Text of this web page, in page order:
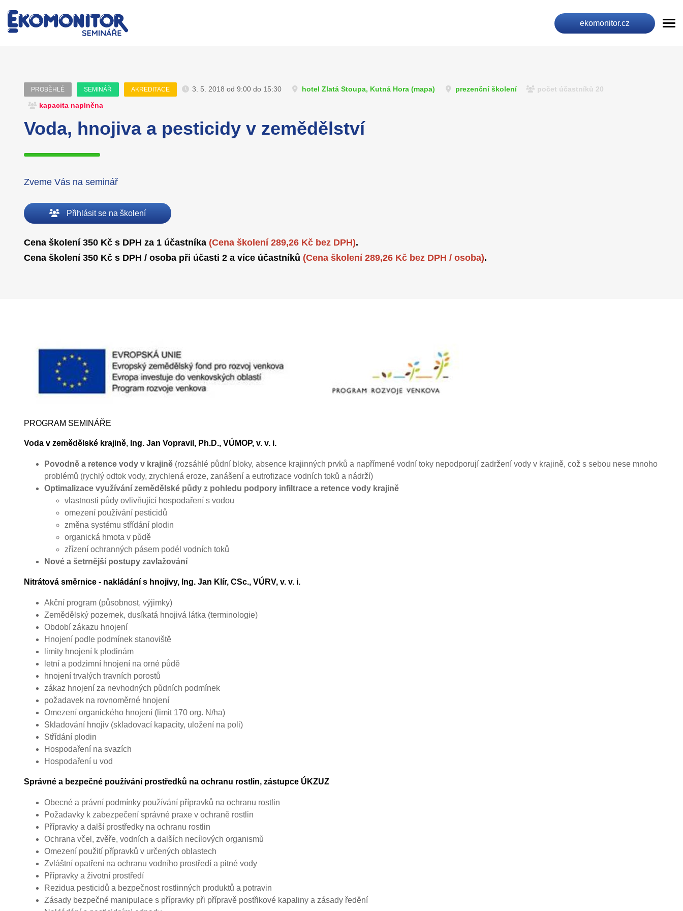
ekomonitor.cz
PROBĚHLÉ SEMINÁŘ AKREDITACE 3. 5. 2018 od 9:00 do 15:30 hotel Zlatá Stoupa, Kutná Hora (mapa) prezenční školení
počet účastníků 20
kapacita naplněna
Voda, hnojiva a pesticidy v zemědělství
Zveme Vás na seminář
Přihlásit se na školení
Cena školení 350 Kč s DPH za 1 účastníka (Cena školení 289,26 Kč bez DPH).
Cena školení 350 Kč s DPH / osoba při účasti 2 a více účastníků (Cena školení 289,26 Kč bez DPH / osoba).
PROGRAM SEMINÁŘE
Voda v zemědělské krajině, Ing. Jan Vopravil, Ph.D., VÚMOP, v. v. i.
Povodně a retence vody v krajině (rozsáhlé půdní bloky, absence krajinných prvků a napřímené vodní toky nepodporují zadržení vody v krajině, což s sebou nese mnoho
problémů (rychlý odtok vody, zrychlená eroze, zanášení a eutrofizace vodních toků a nádrží)
Optimalizace využívání zemědělské půdy z pohledu podpory infiltrace a retence vody krajině
vlastnosti půdy ovlivňující hospodaření s vodou
omezení používání pesticidů
změna systému střídání plodin
organická hmota v půdě
zřízení ochranných pásem podél vodních toků
Nové a šetrnější postupy zavlažování
Nitrátová směrnice - nakládání s hnojivy, Ing. Jan Klír, CSc., VÚRV, v. v. i.
Akční program (působnost, výjimky)
Zemědělský pozemek, dusíkatá hnojivá látka (terminologie)
Období zákazu hnojení
Hnojení podle podmínek stanoviště
limity hnojení k plodinám
letní a podzimní hnojení na orné půdě
hnojení trvalých travních porostů
zákaz hnojení za nevhodných půdních podmínek
požadavek na rovnoměrné hnojení
Omezení organického hnojení (limit 170 org. N/ha)
Skladování hnojiv (skladovací kapacity, uložení na poli)
Střídání plodin
Hospodaření na svazích
Hospodaření u vod
Správné a bezpečné používání prostředků na ochranu rostlin, zástupce ÚKZUZ
Obecné a právní podmínky používání přípravků na ochranu rostlin
Požadavky k zabezpečení správné praxe v ochraně rostlin
Přípravky a další prostředky na ochranu rostlin
Ochrana včel, zvěře, vodních a dalších necílových organismů
Omezení použití přípravků v určených oblastech
Zvláštní opatření na ochranu vodního prostředí a pitné vody
Přípravky a životní prostředí
Rezidua pesticidů a bezpečnost rostlinných produktů a potravin
Zásady bezpečné manipulace s přípravky při přípravě postřikové kapaliny a zásady ředění